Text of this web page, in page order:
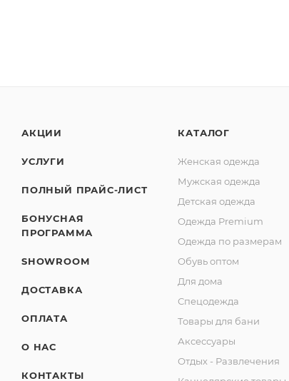
АКЦИИ
УСЛУГИ
ПОЛНЫЙ ПРАЙС-ЛИСТ
БОНУСНАЯ
ПРОГРАММА
SHOWROOM
ДОСТАВКА
ОПЛАТА
О НАС
КОНТАКТЫ
КАТАЛОГ
Женская одежда
Мужская одежда
Детская одежда
Одежда Premium
Одежда по размерам
Обувь оптом
Для дома
Спецодежда
Товары для бани
Аксессуары
Отдых - Развлечения